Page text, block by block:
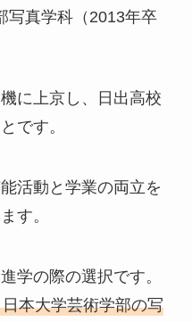
写真学科（2013年卒
に上京し、日出高校
です。
活動と学業の両立を
す。
学の際の選択です。
本大学芸術学部の写